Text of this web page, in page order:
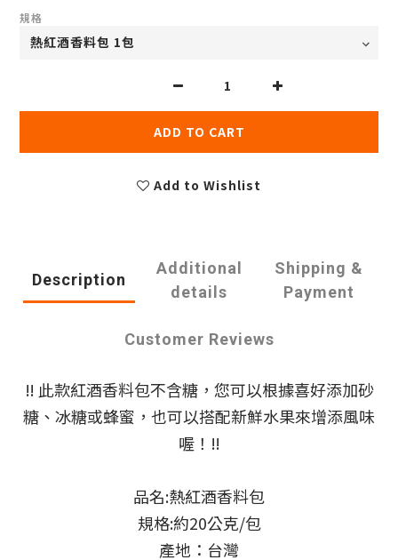
規格
ADD TO CART
Add to Wishlist
Description
Additional
details
Shipping &
Payment
Customer Reviews
‼️ 此款紅酒香料包不含糖，您可以根據喜好添加砂
糖、冰糖或蜂蜜，也可以搭配新鮮水果來增添風味
喔！‼️
品名:熱紅酒香料包
規格:約20公克/包
產地：台灣